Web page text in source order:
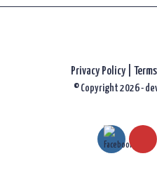
Privacy Policy
© Copyright 2026 -